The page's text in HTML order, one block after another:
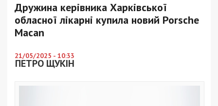
Дружина керівника Харківської
обласної лікарні купила новий Porsche
Macan
21/05/2025 - 10:33
ПЕТРО ЩУКІН